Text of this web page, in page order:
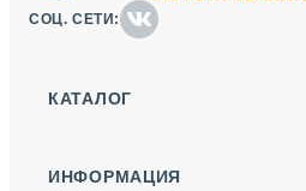
СОЦ. СЕТИ:
КАТАЛОГ
ИНФОРМАЦИЯ